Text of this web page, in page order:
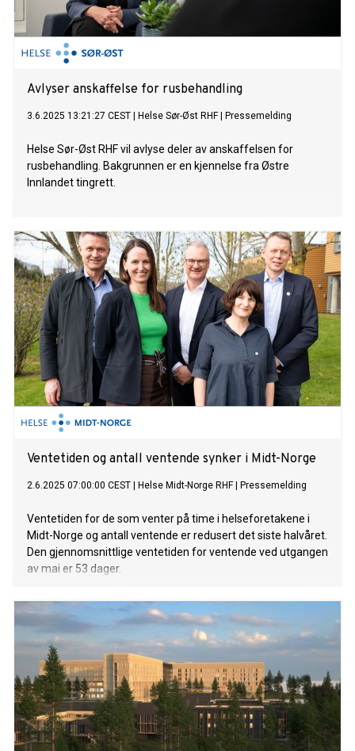
Avlyser anskaffelse for rusbehandling
3.6.2025 13:21:27 CEST Helse Sør-Øst RHF| Pressemelding
Helse Sør-Øst RHF vil avlyse deler av anskaffelsen for
rusbehandling. Bakgrunnen er en kjennelse fra Østre
Innlandet tingrett.
Ventetiden og antall ventende synker i Midt-Norge
2.6.2025 07:00:00 CEST Helse Midt-Norge RHF| Pressemelding
Ventetiden for de som venter på time i helseforetakene i
Midt-Norge og antall ventende er redusert det siste halvåret.
Den gjennomsnittlige ventetiden for ventende ved utgangen
av mai er 53 dager.